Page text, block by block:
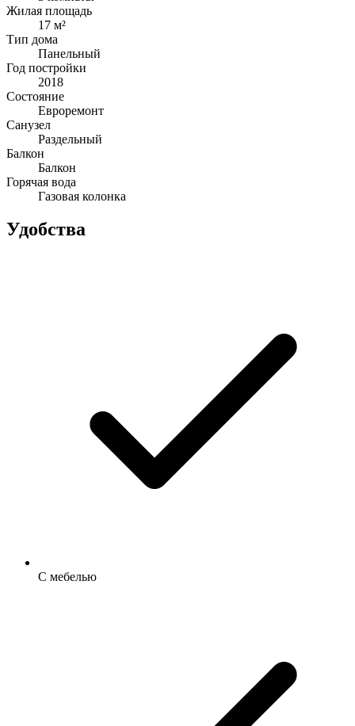
Жилая площадь
17 м²
Тип дома
Панельный
Год постройки
2018
Состояние
Евроремонт
Санузел
Раздельный
Балкон
Балкон
Горячая вода
Газовая колонка
Удобства
С мебелью